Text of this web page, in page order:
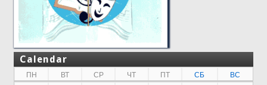
Calendar
ПН ВТ СР ЧТ ПТ СБ
ВС